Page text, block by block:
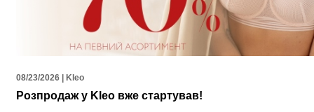
08/23/2026 | Kleo
Розпродаж у Kleo вже стартував!